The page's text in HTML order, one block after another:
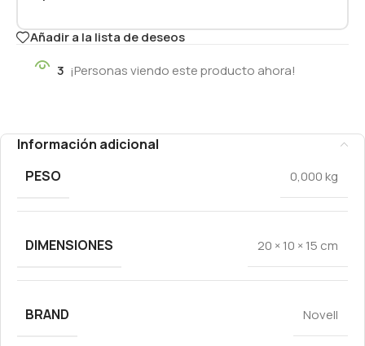
Añadir a la lista de deseos
3 ¡Personas viendo este producto ahora!
Información adicional
PESO
0,000 kg
DIMENSIONES 20 × 10 × 15 cm
BRAND Novell